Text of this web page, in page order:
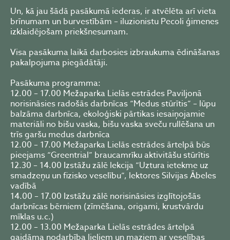
Un, kā jau šādā pasākumā iederas, ir atvēlēta arī vieta
brīnumam un burvestībām – iluzionistu Pecoli ģimenes
izklaidējošam priekšnesumam.
Visa pasākuma laikā darbosies izbraukuma ēdināšanas
pakalpojuma piegādātāji.
Pasākuma programma:
12.00 – 17.00 Mežaparka Lielās estrādes Paviljonā
norisināsies radošās darbnīcas “Medus stūrītis” – lūpu
balzāma darbnīca, ekoloģiski pārtikas iesaiņojamie
materiāli no bišu vaska, bišu vaska sveču rullēšana un
trīs garšu medus darbnīca
12.00 – 17.00 Mežaparka Lielās estrādes ārtelpā būs
pieejams “Greentrial” braucamrīku aktivitāšu stūrītis
12.30 – 14.00 Izstāžu zālē lekcija “Uztura ietekme uz
smadzeņu un fizisko veselību”, lektores Silvijas Ābeles
vadībā
14.00 – 17.00 Izstāžu zālē norisināsies izglītojošās
darbnīcas bērniem (zīmēšana, origami, krustvārdu
mīklas u.c.)
12.00 – 13.00 Mežaparka Lielās estrādes ārtelpā
gaidāma nodarbība lieliem un maziem ar veselības